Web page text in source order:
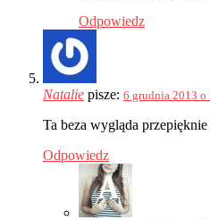
Odpowiedz
Natalie pisze: 6 grudnia 2013 o
Ta beza wygląda
Odpowiedz